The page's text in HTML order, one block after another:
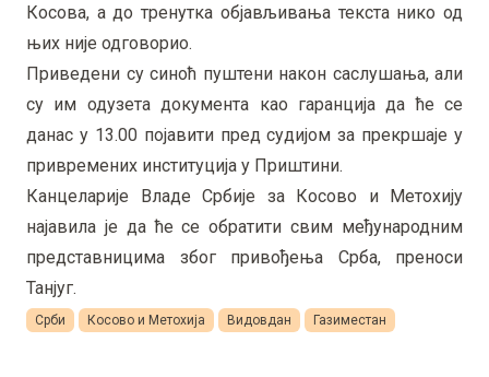
Косова, а до тренутка објављивања текста нико од
њих није одговорио.
Приведени су синоћ пуштени након саслушања, али
су им одузета документа као гаранција да ће се
данас у 13.00 појавити пред судијом за прекршаје у
привремених институција у Приштини.
Канцеларије Владе Србије за Косово и Метохију
најавила је да ће се обратити свим међународним
представницима због привођења Срба, преноси
Танјуг.
Срби Косово и Метохија Видовдан Газиместан